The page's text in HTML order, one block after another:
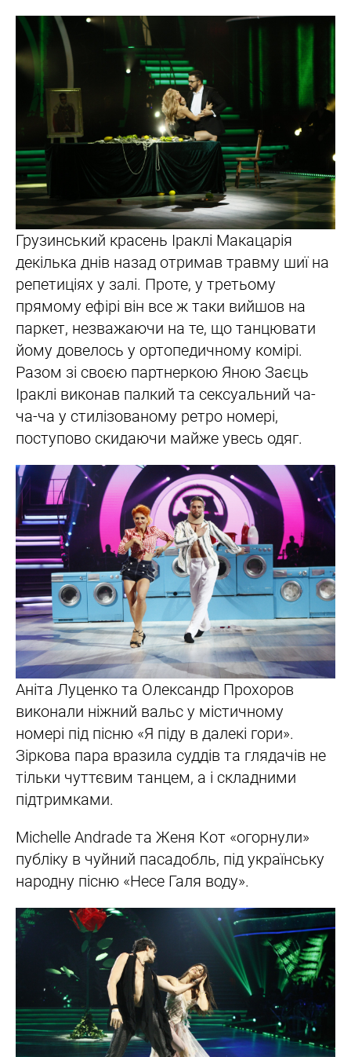
Грузинський красень Іраклі Макацарія
декілька днів назад отримав травму шиї на
репетиціях у залі. Проте, у третьому
прямому ефірі він все ж таки вийшов на
паркет, незважаючи на те, що танцювати
йому довелось у ортопедичному комірі.
Разом зі своєю партнеркою Яною Заєць
Іраклі виконав палкий та сексуальний ча-
ча-ча у стилізованому ретро номері,
поступово скидаючи майже увесь одяг.
Аніта Луценко та Олександр Прохоров
виконали ніжний вальс у містичному
номері під пісню «Я піду в далекі гори».
Зіркова пара вразила суддів та глядачів не
тільки чуттєвим танцем, а і складними
підтримками.
Michelle Andrade та Женя Кот «огорнули»
публіку в чуйний пасадобль, під українську
народну пісню «Несе Галя воду».